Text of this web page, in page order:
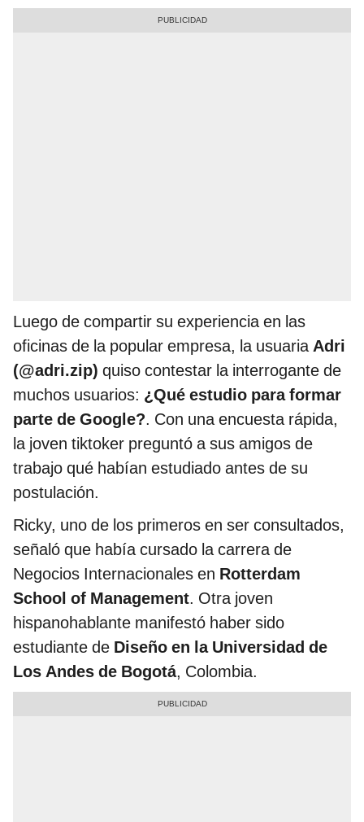
Luego de compartir su experiencia en las
oficinas de la popular empresa, la usuariaAdri
(@adri.zip) quiso contestar la interrogante de
muchos usuarios: ¿Qué estudio para formar
parte de Google?. Con una encuesta rápida,
la joven tiktoker preguntó a sus amigos de
trabajo qué habían estudiado antes de su
postulación.
Ricky, uno de los primeros en ser consultados,
señaló que había cursado la carrera de
Negocios Internacionales en Rotterdam
School of Management. Otra joven
hispanohablante manifestó haber sido
estudiante de Diseño en la Universidad de
Los Andes de Bogotá, Colombia.